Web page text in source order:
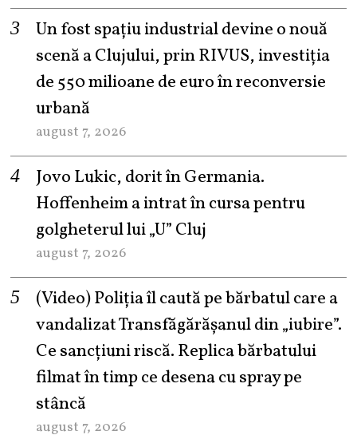
Un fost spațiu industrial devine o nouă
scenă a Clujului, prin RIVUS, investiția
de 550 milioane de euro în reconversie
urbană
august 7, 2026
Jovo Lukic, dorit în Germania.
Hoffenheim a intrat în cursa pentru
golgheterul lui „U” Cluj
august 7, 2026
(Video) Poliția îl caută pe bărbatul care a
vandalizat Transfăgărășanul din „iubire”.
Ce sancțiuni riscă. Replica bărbatului
filmat în timp ce desena cu spray pe
stâncă
august 7, 2026